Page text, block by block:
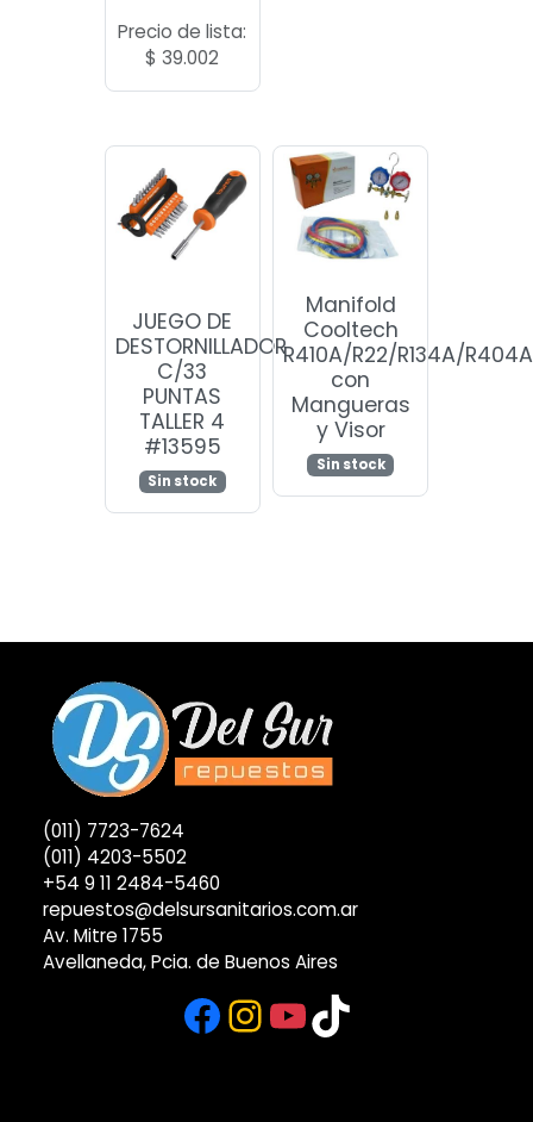
Precio de lista:
$ 39.002
JUEGO DE
DESTORNILLADOR
C/33
PUNTAS
TALLER 4
#13595
Sin stock
Manifold
Cooltech
R410A/R22/R134A/R404A
con
Mangueras
y Visor
Sin stock
(011) 7723-7624
(011) 4203-5502
+54 9 11 2484-5460
repuestos@delsursanitarios.com.ar
Av. Mitre 1755
Avellaneda, Pcia. de Buenos Aires
Facebook
Instagram
YouTube
TikTok